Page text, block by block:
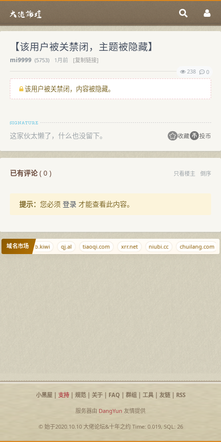
【该用户被关禁闭，主题被隐藏】
mi9999 (5753) 1月前
[复制链接]
238
0
该用户被关禁闭，内容被隐藏。
这家伙太懒了，什么也没留下。 收藏 投币
已有评论( 0 ) 只看楼主 倒序
提示： 您必须 登录 才能查看此内容。
域名市场 b.kiwi qj.al tiaoqi.com xrr.net niubi.cc chuilang.com
小黑屋| 支持| 规范| 关于| FAQ| 群组| 工具| 友链| RSS
服务器由 DangYun 友情提供
© 始于2020.10.10 大佬论坛&十年之约Time: 0.019, SQL: 26